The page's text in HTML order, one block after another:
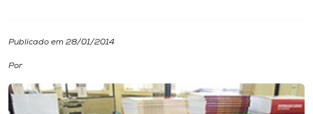
Cultura
CPA
Publicado em 28/01/2014
Por